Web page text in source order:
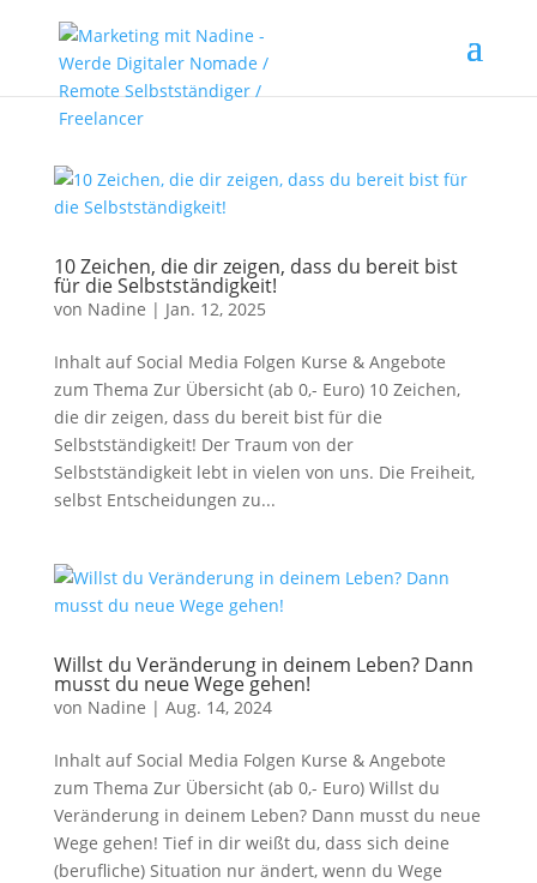
10 Zeichen, die dir zeigen, dass du bereit bist
für die Selbstständigkeit!
von Nadine | Jan. 12, 2025
Inhalt auf Social Media Folgen Kurse & Angebote
zum Thema Zur Übersicht (ab 0,- Euro) 10 Zeichen,
die dir zeigen, dass du bereit bist für die
Selbstständigkeit! Der Traum von der
Selbstständigkeit lebt in vielen von uns. Die Freiheit,
selbst Entscheidungen zu...
Willst du Veränderung in deinem Leben? Dann
musst du neue Wege gehen!
von Nadine | Aug. 14, 2024
Inhalt auf Social Media Folgen Kurse & Angebote
zum Thema Zur Übersicht (ab 0,- Euro) Willst du
Veränderung in deinem Leben? Dann musst du neue
Wege gehen! Tief in dir weißt du, dass sich deine
(berufliche) Situation nur ändert, wenn du Wege